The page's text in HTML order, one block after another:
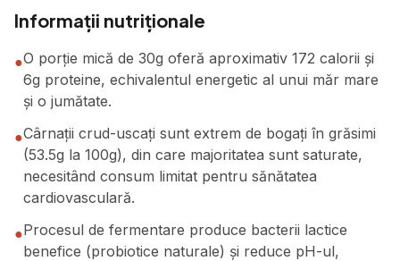
Informații nutriționale
●O porție mică de 30g oferă aproximativ 172 calorii și
6g proteine, echivalentul energetic al unui măr mare
și o jumătate.
●Cârnații crud-uscați sunt extrem de bogați în grăsimi
(53.5g la 100g), din care majoritatea sunt saturate,
necesitând consum limitat pentru sănătatea
cardiovasculară.
●Procesul de fermentare produce bacterii lactice
benefice (probiotice naturale) și reduce pH-ul,